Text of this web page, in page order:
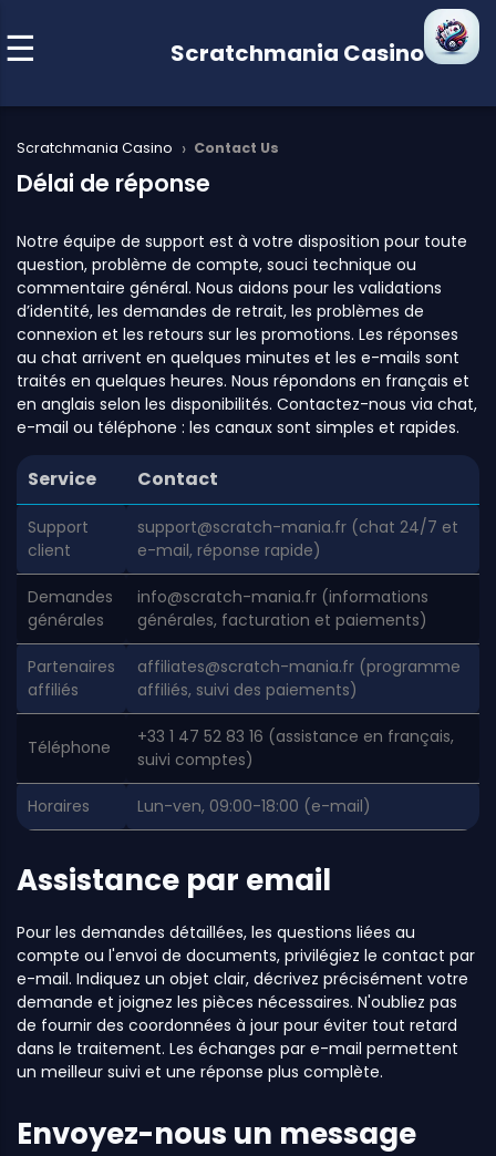
Scratchmania Casino
Scratchmania Casino › Contact Us
Délai de réponse
Notre équipe de support est à votre disposition pour toute
question, problème de compte, souci technique ou
commentaire général. Nous aidons pour les validations
d’identité, les demandes de retrait, les problèmes de
connexion et les retours sur les promotions. Les réponses
au chat arrivent en quelques minutes et les e-mails sont
traités en quelques heures. Nous répondons en français et
en anglais selon les disponibilités. Contactez-nous via chat,
e-mail ou téléphone : les canaux sont simples et rapides.
Service Contact
Support
client
support@scratch-mania.fr (chat 24/7 et
e-mail, réponse rapide)
Demandes
générales
info@scratch-mania.fr (informations
générales, facturation et paiements)
Partenaires
affiliés
affiliates@scratch-mania.fr (programme
affiliés, suivi des paiements)
Téléphone
+33 1 47 52 83 16 (assistance en français,
suivi comptes)
Horaires Lun-ven, 09:00-18:00 (e-mail)
Assistance par email
Pour les demandes détaillées, les questions liées au
compte ou l'envoi de documents, privilégiez le contact par
e-mail. Indiquez un objet clair, décrivez précisément votre
demande et joignez les pièces nécessaires. N'oubliez pas
de fournir des coordonnées à jour pour éviter tout retard
dans le traitement. Les échanges par e-mail permettent
un meilleur suivi et une réponse plus complète.
Envoyez-nous un message